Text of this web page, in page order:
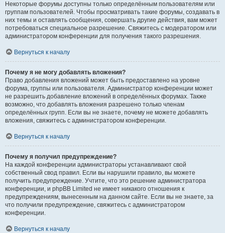
Некоторые форумы доступны только определённым пользователям или
группам пользователей. Чтобы просматривать такие форумы, создавать в
них темы и оставлять сообщения, совершать другие действия, вам может
потребоваться специальное разрешение. Свяжитесь с модератором или
администратором конференции для получения такого разрешения.
Вернуться к началу
Почему я не могу добавлять вложения?
Право добавления вложений может быть предоставлено на уровне
форума, группы или пользователя. Администратор конференции может
не разрешить добавление вложений в определённых форумах. Также
возможно, что добавлять вложения разрешено только членам
определённых групп. Если вы не знаете, почему не можете добавлять
вложения, свяжитесь с администратором конференции.
Вернуться к началу
Почему я получил предупреждение?
На каждой конференции администраторы устанавливают свой
собственный свод правил. Если вы нарушили правило, вы можете
получить предупреждение. Учтите, что это решение администратора
конференции, и phpBB Limited не имеет никакого отношения к
предупреждениям, вынесенным на данном сайте. Если вы не знаете, за
что получили предупреждение, свяжитесь с администратором
конференции.
Вернуться к началу